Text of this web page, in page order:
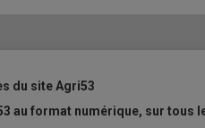
du site Agri53
au format numérique, sur tous